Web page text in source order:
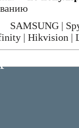
SAMSUNG |
| Hikvision |